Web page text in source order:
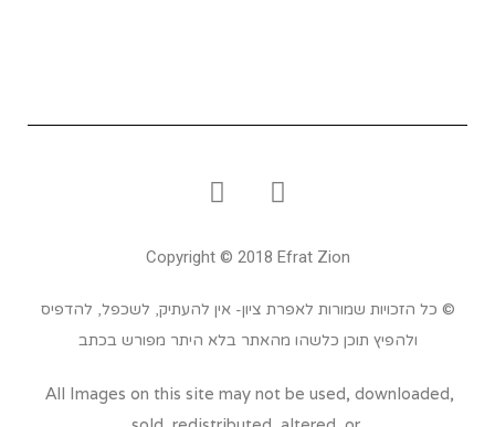
Copyright © 2018 Efrat Zion
© כל הזכויות שמורות לאפרת ציון- אין להעתיק, לשכפל, להדפיס
ולהפיץ תוכן כלשהו מהאתר בלא היתר מפורש בכתב
All Images on this site may not be used, downloaded,